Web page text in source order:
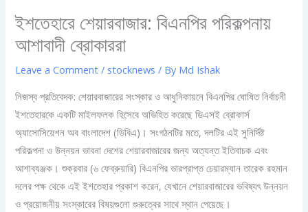
ইশতেহারে শেয়ারবাজার: বিএনপির পরিকল্পনায়
আশাবাদী ব্রোকাররা
Leave a Comment / stocknews / By Md Ishak
নিজস্ব প্রতিবেদক: শেয়ারবাজারের সংস্কার ও আধুনিকায়নে বিএনপির ঘোষিত নির্বাচনী
ইশতেহারকে একটি মাইলফলক হিসেবে অভিহিত করেছে ডিএসই ব্রোকার্স
অ্যাসোসিয়েশন অব বাংলাদেশ (ডিবিএ)। সংগঠনটির মতে, দলটির এই সুনির্দিষ্ট
পরিকল্পনা ও উন্নয়ন ভাবনা দেশের শেয়ারবাজারের জন্য অত্যন্ত ইতিবাচক এবং
আশাব্যঞ্জক। শুক্রবার (৬ ফেব্রুয়ারি) বিএনপির ভারপ্রাপ্ত চেয়ারম্যান তারেক রহমান
দলের পক্ষ থেকে এই ইশতেহার প্রকাশ করেন, যেখানে শেয়ারবাজারের ভবিষ্যৎ উন্নয়ন
ও প্রয়োজনীয় সংস্কারের বিষয়গুলো গুরুত্বের সাথে স্থান পেয়েছে।